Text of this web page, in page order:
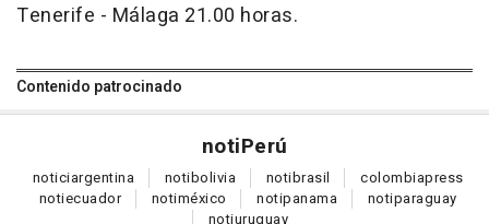
Tenerife - Málaga 21.00 horas.
Contenido patrocinado
notiPerú
noticiargentina notibolivia notibrasil colombiapress
notiecuador notiméxico notipanama notiparaguay
notiuruguay